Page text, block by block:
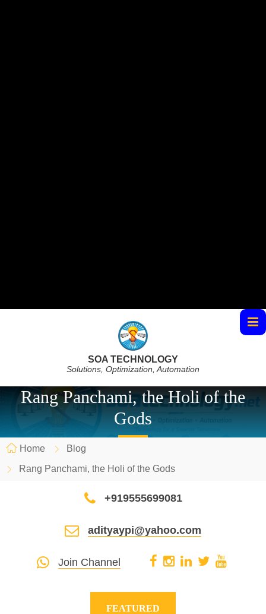
SOA TECHNOLOGY
Solutions, Optimization, Automation
Rang Panchami, the Holi of the
Gods
Home
Blog
Rang Panchami, the Holi of the Gods
+919555699081
adityaypi@yahoo.com
Join Channel
FEATURED